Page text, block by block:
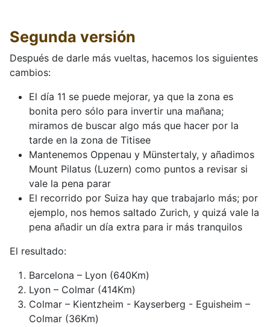
Segunda versión
Después de darle más vueltas, hacemos los siguientes
cambios:
El día 11 se puede mejorar, ya que la zona es
bonita pero sólo para invertir una mañana;
miramos de buscar algo más que hacer por la
tarde en la zona de Titisee
Mantenemos Oppenau y Münstertaly, y añadimos
Mount Pilatus (Luzern) como puntos a revisar si
vale la pena parar
El recorrido por Suiza hay que trabajarlo más; por
ejemplo, nos hemos saltado Zurich, y quizá vale la
pena añadir un día extra para ir más tranquilos
El resultado:
Barcelona – Lyon (640Km)
Lyon – Colmar (414Km)
Colmar – Kientzheim - Kayserberg - Eguisheim –
Colmar (36Km)